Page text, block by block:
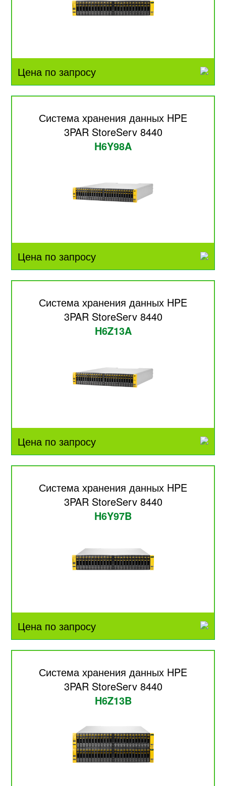
Цена по запросу
Система хранения данных HPE
3PAR StoreServ 8440
H6Y98A
Цена по запросу
Система хранения данных HPE
3PAR StoreServ 8440
H6Z13A
Цена по запросу
Система хранения данных HPE
3PAR StoreServ 8440
H6Y97B
Цена по запросу
Система хранения данных HPE
3PAR StoreServ 8440
H6Z13B